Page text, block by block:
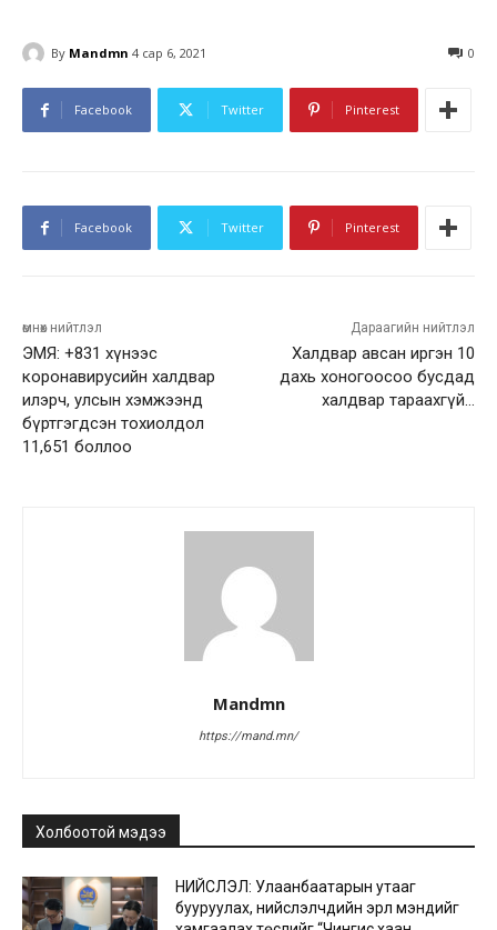
By Mandmn 4 сар 6, 2021 0
Facebook Twitter Pinterest
Facebook Twitter Pinterest
өмнөх нийтлэл
ЭМЯ: +831 хүнээс
коронавирусийн халдвар
илэрч, улсын хэмжээнд
бүртгэгдсэн тохиолдол
11,651 боллоо
Дараагийн нийтлэл
Халдвар авсан иргэн 10
дахь хоногоосоо бусдад
халдвар тараахгүй…
Mandmn
https://mand.mn/
Холбоотой мэдээ
НИЙСЛЭЛ: Улаанбаатарын утааг
бууруулах, нийслэлчүүдийн эрүүл мэндийг